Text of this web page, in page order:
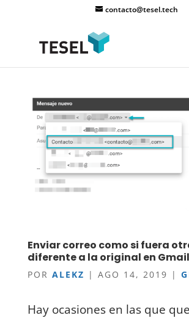
contacto@tesel.tech
Enviar correo como si fuera
diferente a la original en Gmail
POR ALEKZ | AGO 14, 2019 |
Hay ocasiones en las que